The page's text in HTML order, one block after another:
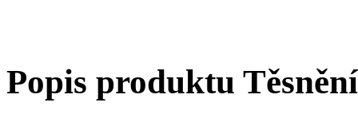
Popis produktu